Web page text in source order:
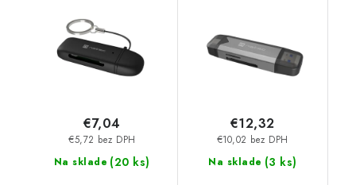
Čierna NCZ-2365
Na sklade (20 ks)
€5,72 bez DPH
€7,04
Flash NCZ-2262
Na sklade (3 ks)
€10,02 bez DPH
€12,32